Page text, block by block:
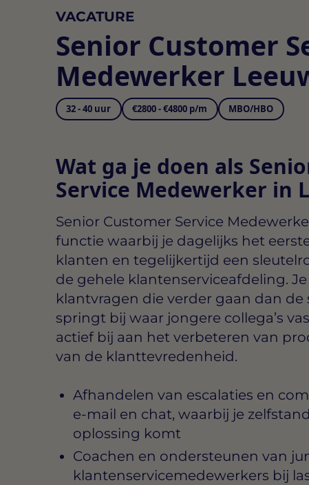
VACATURE
Senior Customer
Medewerker
32 - 40 uur €2800 - €4800 p/m MBO/HBO
Wat ga je doen als
Service Medewerker in
Senior Customer Service
functie waarbij je dagelijks het
klanten en tegelijkertijd een
de gehele klantenserviceafdeling.
klantvragen die verder gaan dan
springt bij waar jongere collega’s
actief bij aan het verbeteren van
van de klanttevredenheid.
Afhandelen van escalaties en
e-mail en chat, waarbij je
oplossing komt
Coachen en ondersteunen van
klantenservicemedewerkers bij